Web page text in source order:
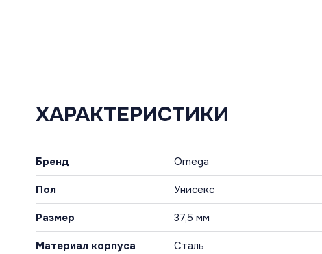
ХАРАКТЕРИСТИКИ
Бренд Omega
Пол Унисекс
Размер 37,5 мм
Материал корпуса Сталь